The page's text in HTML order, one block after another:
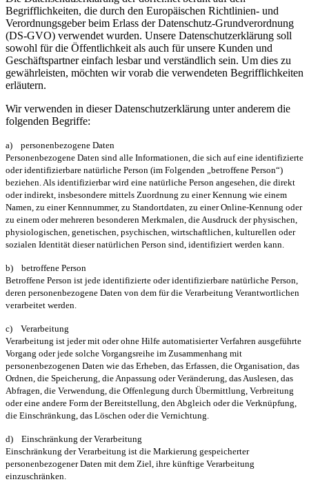
Begrifflichkeiten, die durch den Europäischen Richtlinien- und
Verordnungsgeber beim Erlass der Datenschutz-Grundverordnung
(DS-GVO) verwendet wurden. Unsere Datenschutzerklärung soll
sowohl für die Öffentlichkeit als auch für unsere Kunden und
Geschäftspartner einfach lesbar und verständlich sein. Um dies zu
gewährleisten, möchten wir vorab die verwendeten Begrifflichkeiten
erläutern.
Wir verwenden in dieser Datenschutzerklärung unter anderem die
folgenden Begriffe:
a) personenbezogene Daten
Personenbezogene Daten sind alle Informationen, die sich auf eine identifizierte
oder identifizierbare natürliche Person (im Folgenden „betroffene Person“)
beziehen. Als identifizierbar wird eine natürliche Person angesehen, die direkt
oder indirekt, insbesondere mittels Zuordnung zu einer Kennung wie einem
Namen, zu einer Kennnummer, zu Standortdaten, zu einer Online-Kennung oder
zu einem oder mehreren besonderen Merkmalen, die Ausdruck der physischen,
physiologischen, genetischen, psychischen, wirtschaftlichen, kulturellen oder
sozialen Identität dieser natürlichen Person sind, identifiziert werden kann.
b) betroffene Person
Betroffene Person ist jede identifizierte oder identifizierbare natürliche Person,
deren personenbezogene Daten von dem für die Verarbeitung Verantwortlichen
verarbeitet werden.
c) Verarbeitung
Verarbeitung ist jeder mit oder ohne Hilfe automatisierter Verfahren ausgeführte
Vorgang oder jede solche Vorgangsreihe im Zusammenhang mit
personenbezogenen Daten wie das Erheben, das Erfassen, die Organisation, das
Ordnen, die Speicherung, die Anpassung oder Veränderung, das Auslesen, das
Abfragen, die Verwendung, die Offenlegung durch Übermittlung, Verbreitung
oder eine andere Form der Bereitstellung, den Abgleich oder die Verknüpfung,
die Einschränkung, das Löschen oder die Vernichtung.
d) Einschränkung der Verarbeitung
Einschränkung der Verarbeitung ist die Markierung gespeicherter
personenbezogener Daten mit dem Ziel, ihre künftige Verarbeitung
einzuschränken.